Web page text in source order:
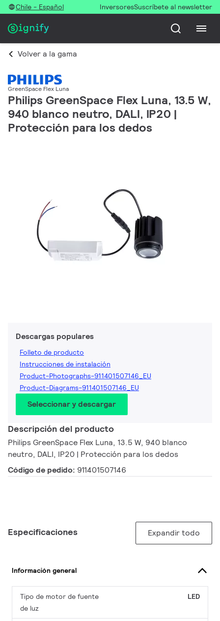
Chile - Español InversoresSuscríbete al newsletter
Volver a la gama
GreenSpace Flex Luna
Philips GreenSpace Flex Luna, 13.5 W,
940 blanco neutro, DALI, IP20 |
Protección para los dedos
Descargas populares
Folleto de producto
Instrucciones de instalación
Product-Photographs-911401507146_EU
Product-Diagrams-911401507146_EU
Seleccionar y descargar
Descripción del producto
Philips GreenSpace Flex Luna, 13.5 W, 940 blanco
neutro, DALI, IP20 | Protección para los dedos
Código de pedido: 911401507146
Especificaciones Expandir todo
Información general
Tipo de motor de fuente
de luz
LED